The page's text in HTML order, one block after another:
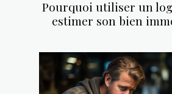
Pourquoi utiliser un
estimer son bien